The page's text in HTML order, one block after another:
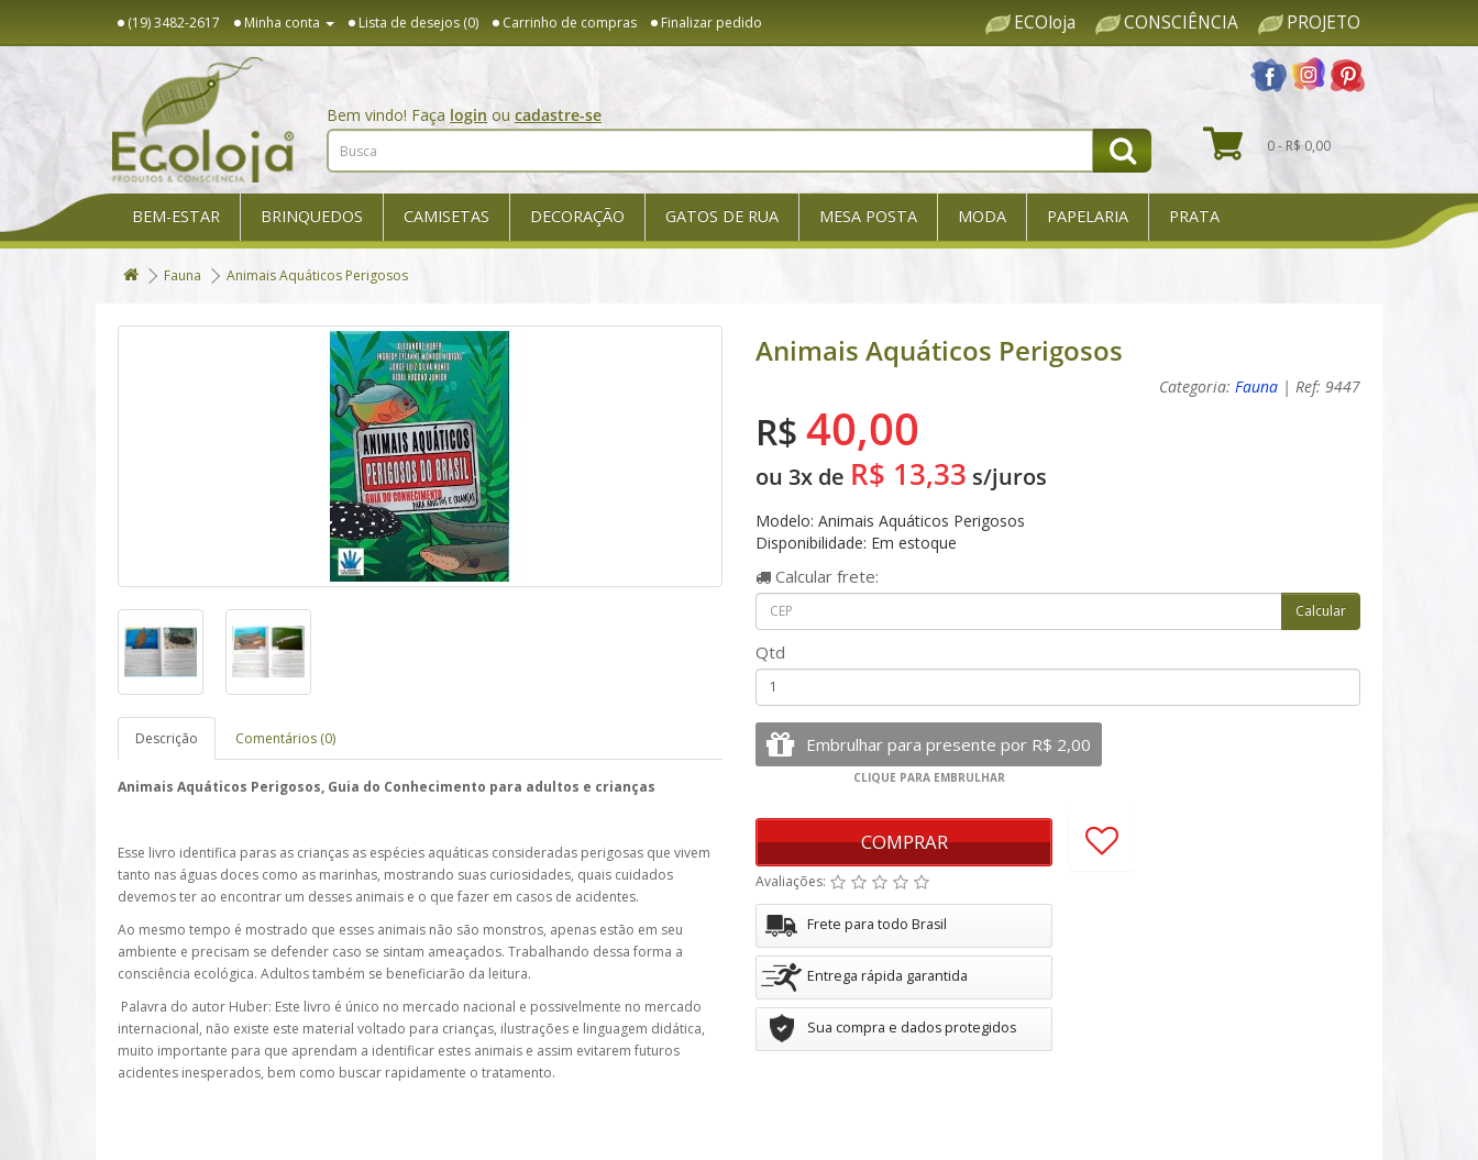
(19) 3482-2617 Minha conta Lista de desejos (0) Carrinho de compras Finalizar pedido ECOloja CONSCIÊNCIA PROJETO
Bem vindo! Faça login ou cadastre-se
0 - R$ 0,00
BEM-ESTAR BRINQUEDOS CAMISETAS DECORAÇÃO GATOS DE RUA MESA POSTA MODA PAPELARIA PRATA
Fauna Animais Aquáticos Perigosos
Descrição Comentários (0)
Animais Aquáticos Perigosos, Guia do Conhecimento para adultos e crianças
Esse livro identifica paras as crianças as espécies aquáticas consideradas perigosas que vivem
tanto nas águas doces como as marinhas, mostrando suas curiosidades, quais cuidados
devemos ter ao encontrar um desses animais e o que fazer em casos de acidentes.
Ao mesmo tempo é mostrado que esses animais não são monstros, apenas estão em seu
ambiente e precisam se defender caso se sintam ameaçados. Trabalhando dessa forma a
consciência ecológica. Adultos também se beneficiarão da leitura.
Palavra do autor Huber: Este livro é único no mercado nacional e possivelmente no mercado
internacional, não existe este material voltado para crianças, ilustrações e linguagem didática,
muito importante para que aprendam a identificar estes animais e assim evitarem futuros
acidentes inesperados, bem como buscar rapidamente o tratamento.
Animais Aquáticos Perigosos
Categoria: Fauna | Ref: 9447
R$ 40,00
ou 3x de R$ 13,33 s/juros
Modelo: Animais Aquáticos Perigosos
Disponibilidade: Em estoque
Calcular frete:
Qtd
COMPRAR
Avaliações:
Frete para todo Brasil
Entrega rápida garantida
Sua compra e dados protegidos